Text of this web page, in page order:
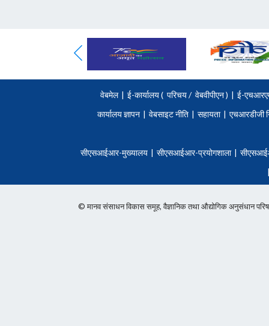
वेबमेल | ई-कार्यालय ( परिचय/ वेबवीपीएन ) | ई-
कार्यालय ज्ञापन | वेबसाइट नीति | सहायता | एचआरडीजी
सीएसआईआर-मुख्यालय | सीएसआईआर-प्रयोगशाला |
© मानव संसाधन विकास समूह, वैज्ञानिक तथा औद्योगिक अनुसंधान